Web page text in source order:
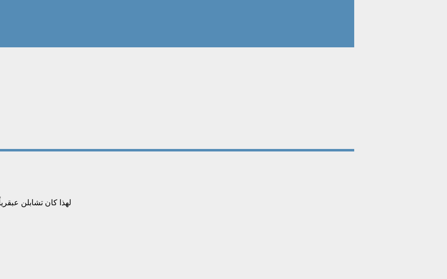
"لهذا كان تشابلن